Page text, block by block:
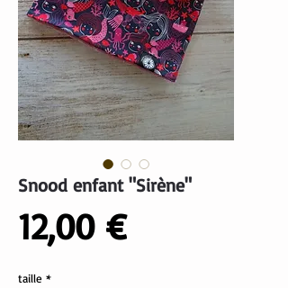
Snood enfant "Sirène"
12,00 €Prix
taille *